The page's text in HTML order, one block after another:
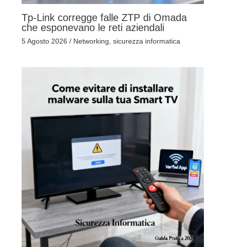
Tp-Link corregge falle ZTP di Omada
che esponevano le reti aziendali
5 Agosto 2026 / Networking sicurezza informatica